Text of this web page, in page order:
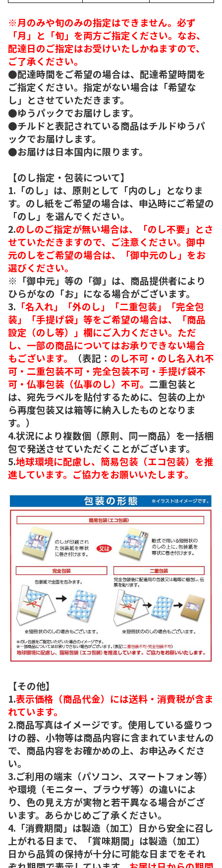
※月のみや旬のみの指定はできません。必ず
「月」と「旬」を両方ご指定ください。なお、
配達日のご指定はお受けいたしかねますので、
ご了承ください。
●配達時間をご希望の場合は、配達希望時間を
ご指定ください。指定がない場合は「希望な
し」とさせていただきます。
●ゆうパックでお届けします。
●チルドと表記されている商品はチルドゆうパ
ックでお届けします。
●お届けは日本国内に限ります。
【のし指定・包装について】
1.「のし」は、原則として「内のし」となりま
す。のし紙をご希望の場合は、申込時にご希望の
「のし」を選んでください。
2.のしのご指定が無い場合は、「のし不要」とさ
せていただきますので、ご注意ください。御中
元のしをご希望の場合は、「御中元のし」をお
選びください。
※「御中元」等の「御」は、商品提供者により
ひらがなの「お」になる場合がございます。
3. 「名入れ」「外のし」「二重包装」「完全包
装」「手提げ袋」等をご希望の場合は、「商品
設定（のし等）」欄にご入力ください。ただ
し、一部の商品についてはお承りできない場合
もございます。
（表記： のし不可・のし名入れ不
可・二重包装不可・完全包装不可・手提げ袋不
可・仏事包装（仏事のし）不可。 二重包装と
は、宛先ラベルを貼付するために、包装の上か
ら再度包装又は箱等に納入したものとなりま
す。）
4.状況により複数個（原則、同一商品）を一括梱
包で発送させていただくことがございます。
5.地球環境に配慮し、簡易包装（エコ包装）を推
進しています。ご協力をお願いいたします。
【その他】
1.表示価格（商品代金）には送料・消費税が含ま
れています。
2.商品写真はイメージです。使用している盛りつ
けの器、小物等は商品内容に含まれていませんの
で、商品内容をお確かめの上、お申込みくださ
い。
3.ご利用の端末（パソコン、スマートフォン等）
や環境（モニター、ブラウザ等）の違いによ
り、色の見え方が実物と若干異なる場合がござ
います。あらかじめご了承ください。
4.「消費期間」は製造（加工）日から安全に召し
上がれる日まで、「賞味期間」は製造（加工）
日から品質の保持が十分に可能な日までをそれ